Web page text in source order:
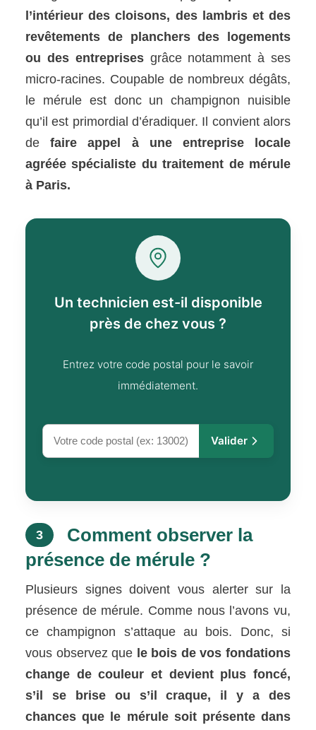
l’intérieur des cloisons, des lambris et des
revêtements de planchers des logements
ou des entreprisesgrâce notamment à ses
micro-racines. Coupable de nombreux dégâts,
le mérule est donc un champignon nuisible
qu’il est primordial d’éradiquer. Il convient alors
defaire appel à une entreprise locale
agréée spécialiste du traitement de mérule
à Paris.
Un technicien est-il disponible
près de chez vous ?
Entrez votre code postal pour le savoir
immédiatement.
Valider
3
Comment observer la
présence de mérule ?
Plusieurs signes doivent vous alerter sur la
présence de mérule. Comme nous l’avons vu,
ce champignon s’attaque au bois. Donc, si
vous observez que le bois de vos fondations
change de couleur et devient plus foncé,
s’il se brise ou s’il craque, il y a des
chances que le mérule soit présente dans